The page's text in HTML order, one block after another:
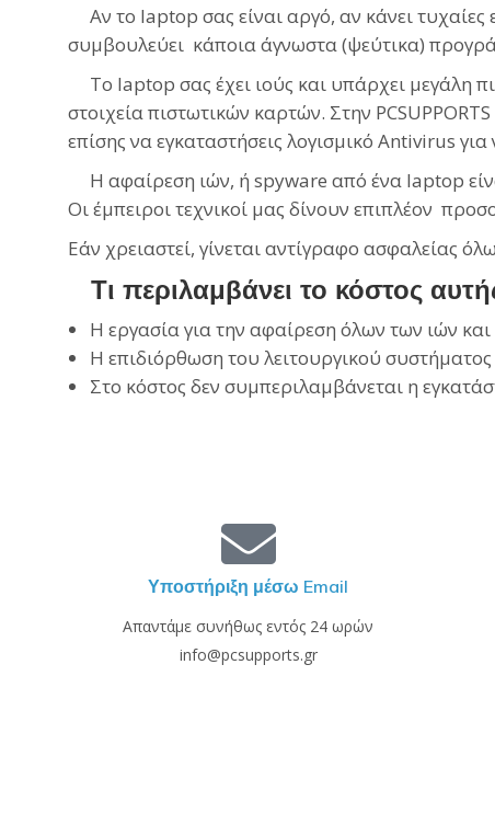
Αν το laptop σας είναι αργό, αν κάνει τυχαίες
συμβουλεύει κάποια άγνωστα (ψεύτικα)
Το laptop σας έχει ιούς και υπάρχει μεγάλη
στοιχεία πιστωτικών καρτών. Στην
επίσης να εγκαταστήσεις λογισμικό Antivirus
Η αφαίρεση ιών, ή spyware από ένα laptop
Οι έμπειροι τεχνικοί μας δίνουν επιπλέον
Εάν χρειαστεί, γίνεται αντίγραφο ασφαλείας
Τι περιλαμβάνει το κόστος
Η εργασία για την αφαίρεση όλων των ιών
Η επιδιόρθωση του λειτουργικού
Στο κόστος δεν συμπεριλαμβάνεται η
Υποστήριξη μέσω Email
Απαντάμε συνήθως εντός 24 ωρών
info@pcsupports.gr